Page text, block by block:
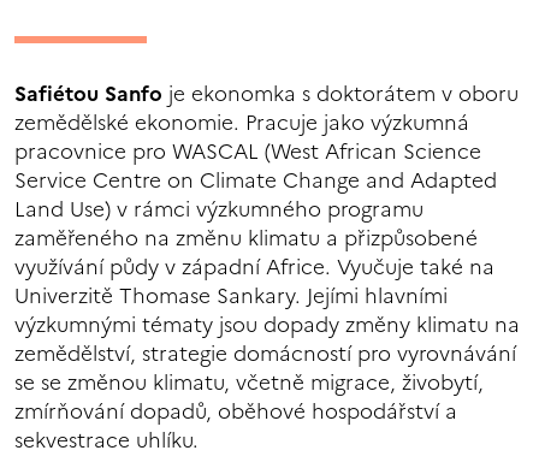
Safiétou Sanfo je ekonomka s doktorátem v oboru
zemědělské ekonomie. Pracuje jako výzkumná
pracovnice pro WASCAL (West African Science
Service Centre on Climate Change and Adapted
Land Use) v rámci výzkumného programu
zaměřeného na změnu klimatu a přizpůsobené
využívání půdy v západní Africe. Vyučuje také na
Univerzitě Thomase Sankary. Jejími hlavními
výzkumnými tématy jsou dopady změny klimatu na
zemědělství, strategie domácností pro vyrovnávání
se se změnou klimatu, včetně migrace, živobytí,
zmírňování dopadů, oběhové hospodářství a
sekvestrace uhlíku.